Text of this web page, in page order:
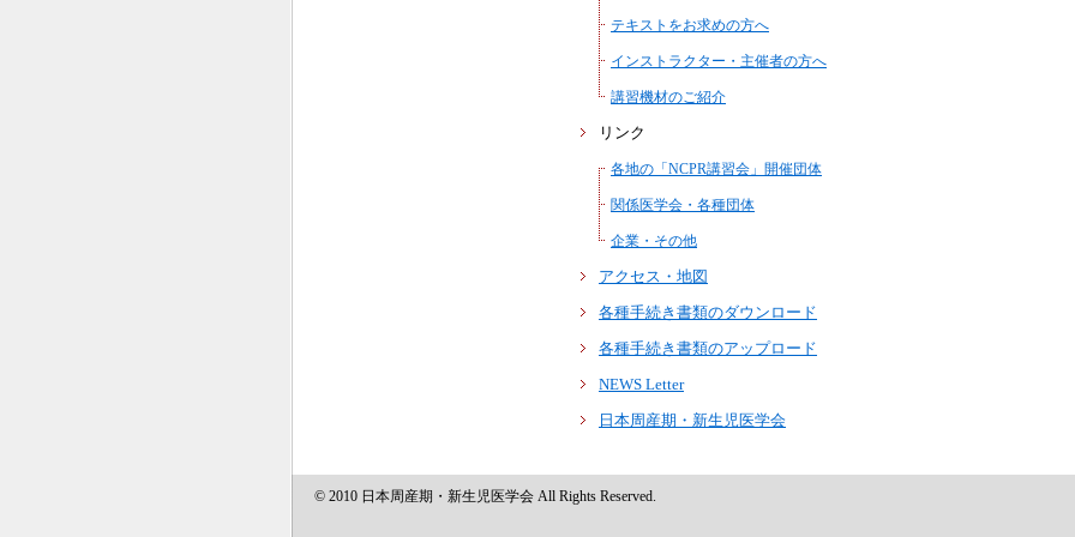
テキストをお求めの方へ
インストラクター・主催者の方へ
講習機材のご紹介
リンク
各地の「NCPR講習会」開催団体
関係医学会・各種団体
企業・その他
アクセス・地図
各種手続き書類のダウンロード
各種手続き書類のアップロード
NEWS Letter
日本周産期・新生児医学会
© 2010 日本周産期・新生児医学会 All Rights Reserved.